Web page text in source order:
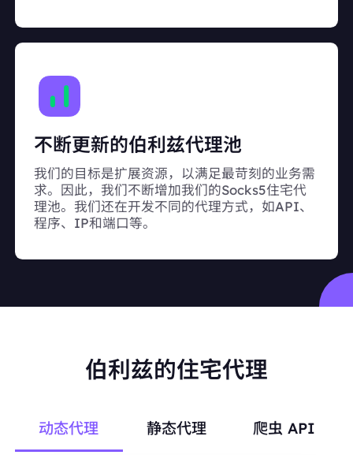
不断更新的伯利兹代理池
我们的目标是扩展资源，以满足最苛刻的业务需
求。因此，我们不断增加我们的Socks5住宅代
理池。我们还在开发不同的代理方式，如API、
程序、IP和端口等。
伯利兹的住宅代理
动态代理 静态代理 爬虫 API